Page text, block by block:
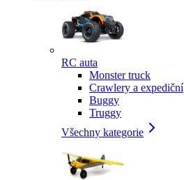
RC auta
Monster truck
Crawlery a expediční
Buggy
Truggy
Všechny kategorie